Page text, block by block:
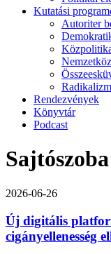
Kutatási
Autoriter
Rendezvények
Könyvtár
Podcast
Sajtószoba
2026-06-26
Új digitális
cigányellenesség